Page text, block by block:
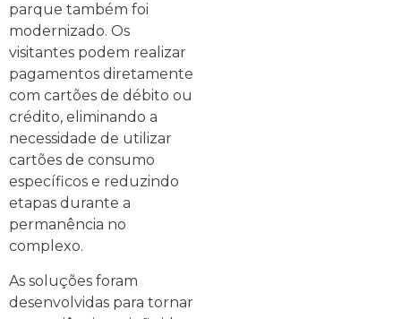
parque também foi
modernizado. Os
visitantes podem realizar
pagamentos diretamente
com cartões de débito ou
crédito, eliminando a
necessidade de utilizar
cartões de consumo
específicos e reduzindo
etapas durante a
permanência no
complexo.
As soluções foram
desenvolvidas para tornar